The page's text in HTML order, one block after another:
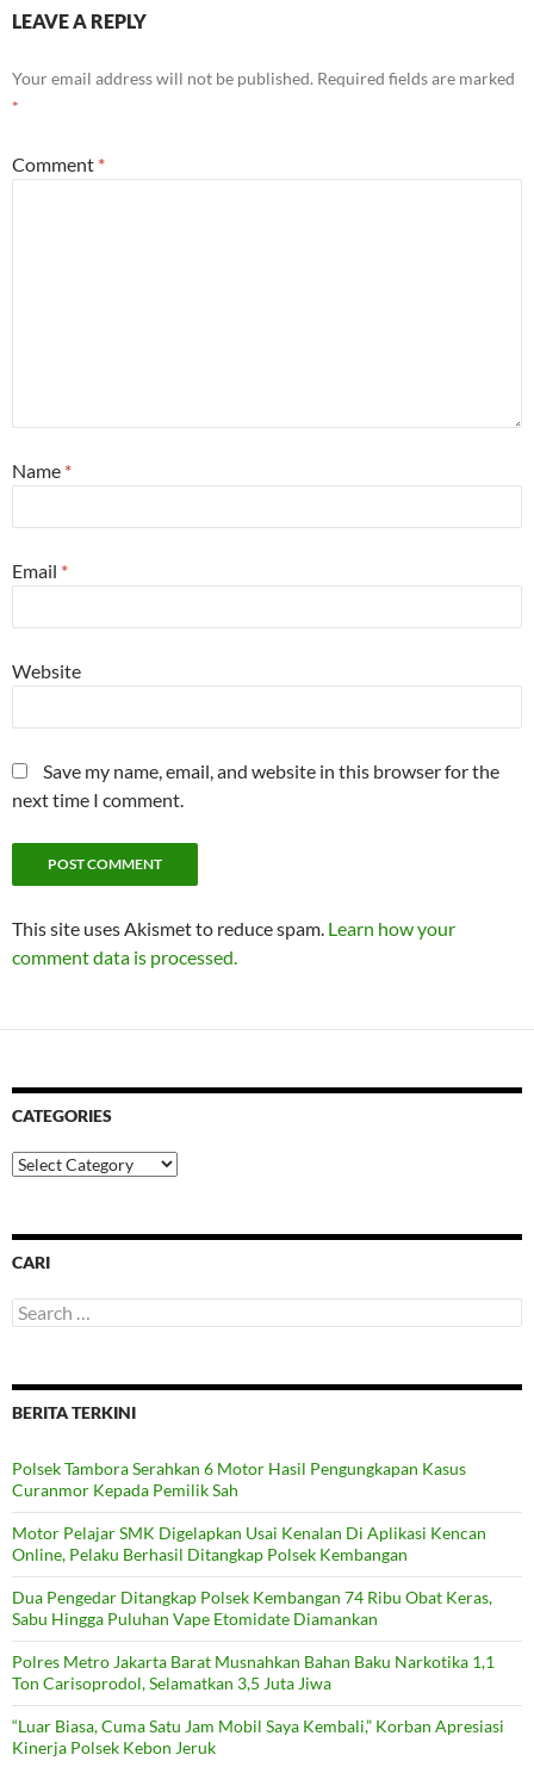
LEAVE A REPLY
Your email address will not be published. Required fields are marked
*
Comment *
Name *
Email *
Website
Save my name, email, and website in this browser for the
next time I comment.
This site uses Akismet to reduce spam. Learn how your
comment data is processed.
CATEGORIES
Categories
CARI
Search
for:
BERITA TERKINI
Polsek Tambora Serahkan 6 Motor Hasil Pengungkapan Kasus
Curanmor Kepada Pemilik Sah
Motor Pelajar SMK Digelapkan Usai Kenalan Di Aplikasi Kencan
Online, Pelaku Berhasil Ditangkap Polsek Kembangan
Dua Pengedar Ditangkap Polsek Kembangan 74 Ribu Obat Keras,
Sabu Hingga Puluhan Vape Etomidate Diamankan
Polres Metro Jakarta Barat Musnahkan Bahan Baku Narkotika 1,1
Ton Carisoprodol, Selamatkan 3,5 Juta Jiwa
“Luar Biasa, Cuma Satu Jam Mobil Saya Kembali,” Korban Apresiasi
Kinerja Polsek Kebon Jeruk